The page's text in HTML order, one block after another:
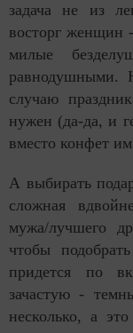
задача не из
восторг женщин
милые
равнодушными.
случаю
нужен (да-да, и
вместо конфет
А выбирать
сложная
мужа/лучшего
чтобы
придется по
зачастую -
несколько, а